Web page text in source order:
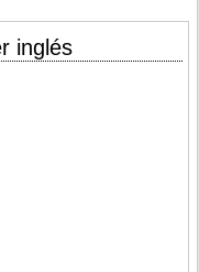
inglés